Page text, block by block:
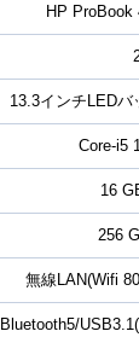
HP ProBook
13.3インチLEDバ
Core-i5
16
256
無線LAN(Wifi
Bluetooth5/